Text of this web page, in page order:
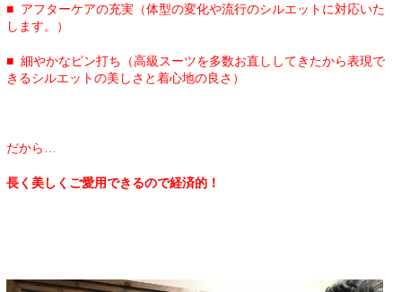
■ アフターケアの充実（体型の変化や流行のシルエットに対応いた
します。）
■ 細やかなピン打ち（高級スーツを多数お直ししてきたから表現で
きるシルエットの美し さと着心地の良さ）
だから…
長く美しくご愛用できるので経済的！